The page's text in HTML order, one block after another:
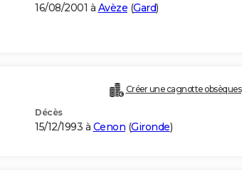
16/08/2001 à Avèze (Gard)
Créer une cagnotte obsèques
Décès
15/12/1993 à Cenon (Gironde)